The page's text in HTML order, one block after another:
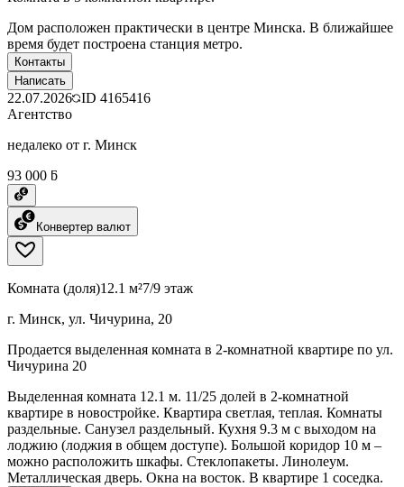
Дом расположен практически в центре Минска. В ближайшее
время будет построена станция метро.
Контакты
Написать
22.07.2026 ID 4165416
Агентство
недалеко от г. Минск
93 000 ƃ
Конвертер валют
Комната (доля)12.1 м²7/9 этаж
г. Минск, ул. Чичурина, 20
Продается выделенная комната в 2-комнатной квартире по ул.
Чичурина 20
Выделенная комната 12.1 м. 11/25 долей в 2-комнатной
квартире в новостройке. Квартира светлая, теплая. Комнаты
раздельные. Санузел раздельный. Кухня 9.3 м с выходом на
лоджию (лоджия в общем доступе). Большой коридор 10 м –
можно расположить шкафы. Стеклопакеты. Линолеум.
Металлическая дверь. Окна на восток. В квартире 1 соседка.